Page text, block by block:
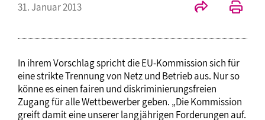
31. Januar 2013
In ihrem Vorschlag spricht die EU-Kommission sich für
eine strikte Trennung von Netz und Betrieb aus. Nur so
könne es einen fairen und diskriminierungsfreien
Zugang für alle Wettbewerber geben. „Die Kommission
greift damit eine unserer langjährigen Forderungen auf.